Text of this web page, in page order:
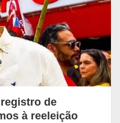
de
à reeleição